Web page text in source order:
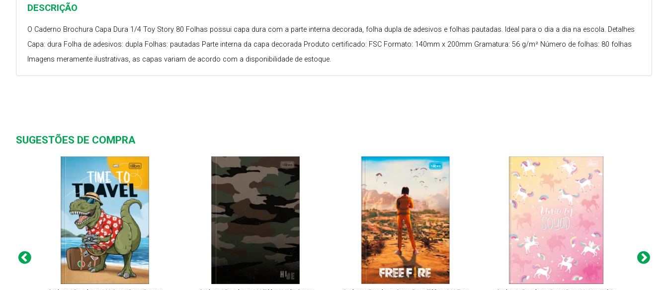
DESCRIÇÃO
O Caderno Brochura Capa Dura 1/4 Toy Story 80 Folhas possui capa dura com a parte interna decorada, folha dupla de adesivos e folhas pautadas. Ideal para o dia a dia na escola. Detalhes
Capa: dura Folha de adesivos: dupla Folhas: pautadas Parte interna da capa decorada Produto certificado: FSC Formato: 140mm x 200mm Gramatura: 56 g/m² Número de folhas: 80 folhas
Imagens meramente ilustrativas, as capas variam de acordo com a disponibilidade de estoque.
SUGESTÕES DE COMPRA